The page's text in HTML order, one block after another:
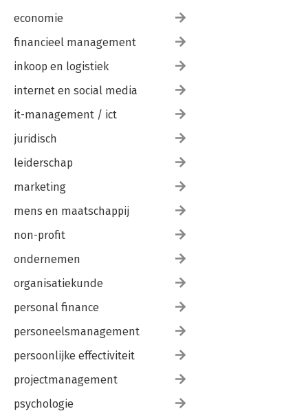
economie
financieel management
inkoop en logistiek
internet en social media
it-management / ict
juridisch
leiderschap
marketing
mens en maatschappij
non-profit
ondernemen
organisatiekunde
personal finance
personeelsmanagement
persoonlijke effectiviteit
projectmanagement
psychologie